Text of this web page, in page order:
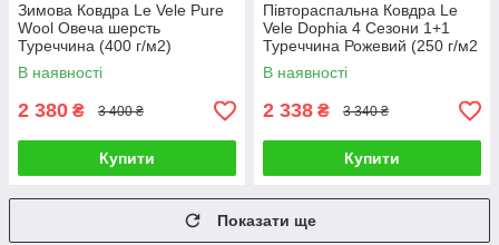
Зимова Ковдра Le Vele Pure
Wool Овеча шерсть
Туреччина (400 г/м2)
В наявності
2 380 ₴ 3 400 ₴
Купити
Півтораспальна Ковдра Le
Vele Dophia 4 Сезони 1+1
Туреччина Рожевий (250 г/м2
+ 250 г/м2)
В наявності
2 338 ₴ 3 340 ₴
Купити
Показати ще